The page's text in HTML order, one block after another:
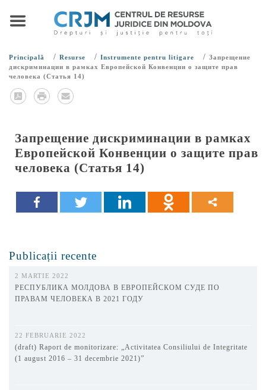
Principală / Resurse / Instrumente pentru litigare / Запрещение
дискриминации в рамках Европейской Конвенции о защите прав
человека (Статья 14)
Запрещение дискриминации в рамках
Европейской Конвенции о защите прав
человека (Статья 14)
Publicații recente
2 MARTIE 2022
РЕСПУБЛИКА МОЛДОВА В ЕВРОПЕЙСКОМ СУДЕ ПО
ПРАВАМ ЧЕЛОВЕКА В 2021 ГОДУ
22 FEBRUARIE 2022
(draft) Raport de monitorizare: „Activitatea Consiliului de Integritate
(1 august 2016 – 31 decembrie 2021)”